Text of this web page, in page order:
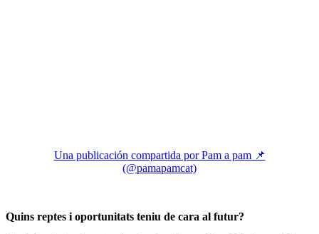
Una publicación compartida por Pam a pam 📌
(@pamapamcat)
Quins reptes i oportunitats teniu de cara al futur?